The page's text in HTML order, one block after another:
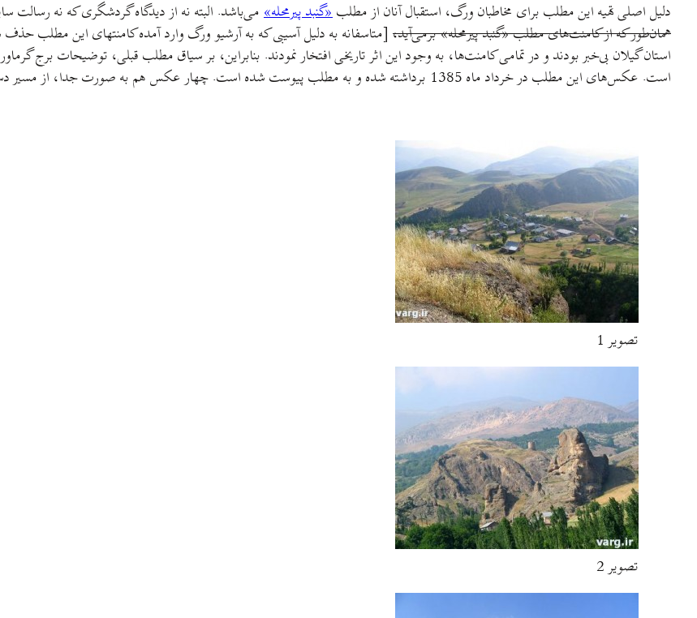
دلیل اصلی تهیه این مطلب برای مخاطبان ورگ، استقبال آنان از مطلب«گنبد پیرمحله» می‌باشد. البته نه از دیدگاه گردشگری که نه رسالت
همان‌طور که از کامنت‌های مطلب «گنبد پیر‌محله» بر‌می‌آید، [متاسفانه به دلیل آسیبی که به آرشیو ورگ وارد آمده کامنتهای این مطلب حذف
استان گیلان بی‌خبر بودند و در تمامی کامنت‌ها‌، به وجود این اثر تاریخی افتخار نمودند. بنابراین، بر‌ سیاق مطلب قبلی، توضیحات برج
است‌. عکس‌های این مطلب در خرداد ماه 1385 برداشته شده و به مطلب پیوست شده است‌. چهار عکس هم به صورت جدا، از مسیر دسترسی و طبیعت زیبای مسیر برج گرماور، به خوانندگان تقدیم می‌شود.
تصویر 1
تصویر 2